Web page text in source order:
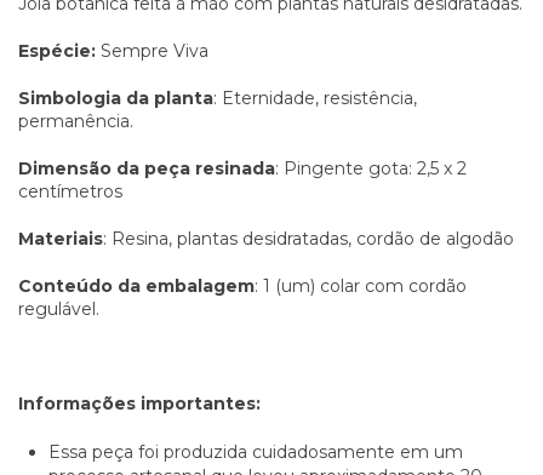
Espécie: Sempre Viva
Simbologia da planta: Eternidade, resistência,
permanência.
Dimensão da peça resinada: Pingente gota: 2,5 x 2
centímetros
Materiais: Resina, plantas desidratadas, cordão de algodão
Conteúdo da embalagem: 1 (um) colar com cordão
regulável.
Informações importantes:
Essa peça foi produzida cuidadosamente em um